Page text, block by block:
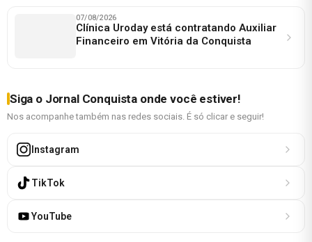
07/08/2026
Clínica Uroday está contratando Auxiliar
Financeiro em Vitória da Conquista
Siga o Jornal Conquista onde você estiver!
Nos acompanhe também nas redes sociais. É só clicar e seguir!
Instagram
TikTok
YouTube